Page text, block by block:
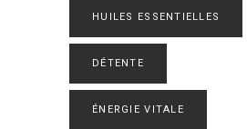
HUILES ESSENTIELLES
DÉTENTE
ÉNERGIE VITALE